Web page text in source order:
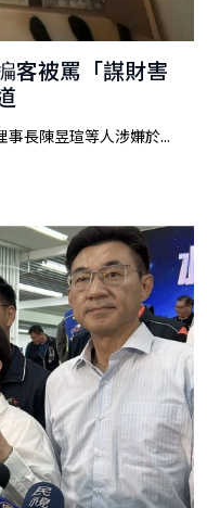
客被罵「謀財害
長陳昱瑄等人涉嫌於...